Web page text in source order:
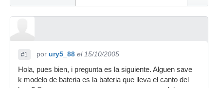
#1 por ury5_88 el 15/10/2005
Hola, pues bien, i pregunta es la siguiente. Alguen save
k modelo de bateria es la bateria que lleva el canto del